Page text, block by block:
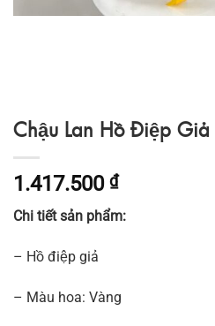
Chậu Lan Hồ Điệp Giả
1.417.500 ₫
Chi tiết sản phẩm:
– Hồ điệp giả
– Màu hoa: Vàng